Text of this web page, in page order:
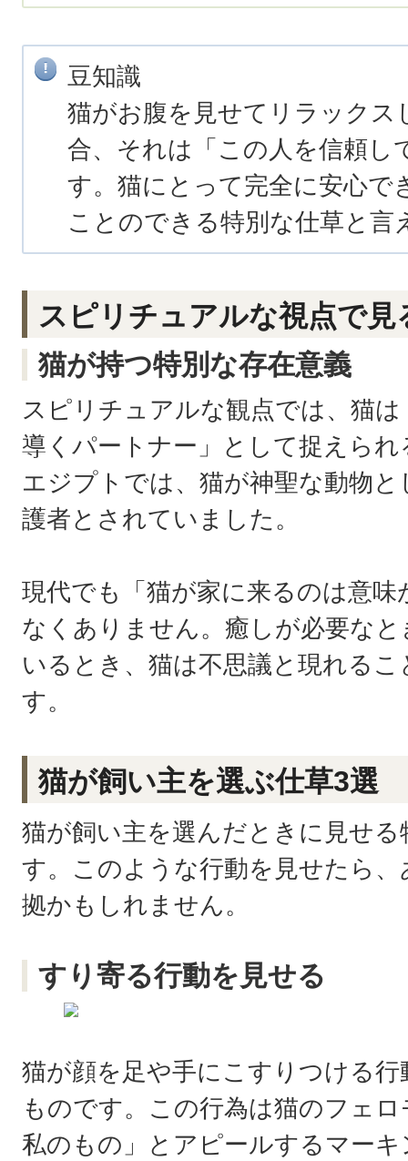
豆知識
猫がお腹を見せてリラックス
合、それは「この人を信頼し
す。猫にとって完全に安心で
ことのできる特別な仕草と
スピリチュアルな視点で見
猫が持つ特別な存在意義
スピリチュアルな観点では、猫
導くパートナー」として捉えら
エジプトでは、猫が神聖な動物
護者とされていました。
現代でも「猫が家に来るのは意
なくありません。癒しが必要な
いるとき、猫は不思議と現れる
す。
猫が飼い主を選ぶ仕草3選
猫が飼い主を選んだときに見せ
す。このような行動を見せたら
拠かもしれません。
すり寄る行動を見せる
猫が顔を足や手にこすりつける
ものです。この行為は猫のフェ
私のもの」とアピールするマー